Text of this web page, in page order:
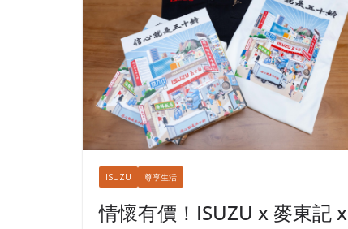
ISUZU 尊享生活
情懷有價！ISUZU x 麥東記 x